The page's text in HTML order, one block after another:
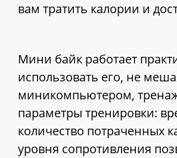
вам тратить калории и
Мини байк работает
использовать его, не
миникомпьютером,
параметры тренировки:
количество потраченных
уровня сопротивления